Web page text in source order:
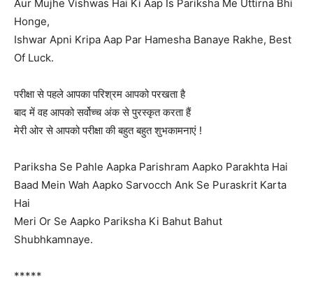
Aur Mujhe Vishwas Hai Ki Aap Is Pariksha Me Uttirna Bhi
Honge,
Ishwar Apni Kripa Aap Par Hamesha Banaye Rakhe, Best
Of Luck.
परीक्षा से पहले आपका परिश्रम आपको परखता है
बाद में वह आपको सर्वोच्च अंक से पुरस्कृत करता हैं
मेरी ओर से आपको परीक्षा की बहुत बहुत शुभकामनाएं !
Pariksha Se Pahle Aapka Parishram Aapko Parakhta Hai
Baad Mein Wah Aapko Sarvocch Ank Se Puraskrit Karta
Hai
Meri Or Se Aapko Pariksha Ki Bahut Bahut
Shubhkamnaye.
*****